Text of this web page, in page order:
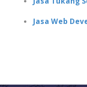
Jasa Web